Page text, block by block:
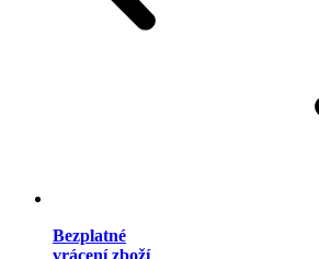
Bezplatné
vrácení zboží